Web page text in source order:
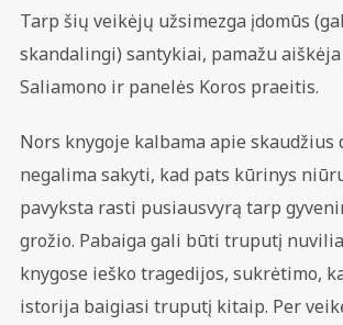
Tarp šių veikėjų užsimezga įdomūs
skandalingi) santykiai, pamažu
Saliamono ir panelės Koros praeitis.
Nors knygoje kalbama apie skaudžius
negalima sakyti, kad pats kūrinys
pavyksta rasti pusiausvyrą tarp
grožio. Pabaiga gali būti truputį
knygose ieško tragedijos, sukrėtimo,
istorija baigiasi truputį kitaip. Per